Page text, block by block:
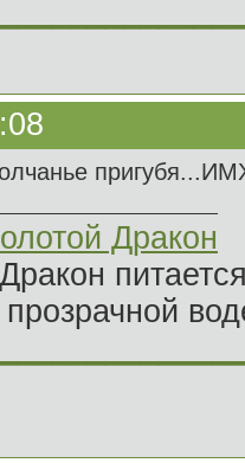
Дракон
прозрачной